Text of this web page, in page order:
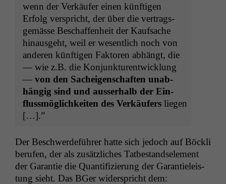
wenn der Verkäufer einen kün­fti­gen
Erfolg ver­spricht, der über die ver­trags­
gemässe Beschaf­fen­heit der Kauf­sache
hin­aus­ge­ht, weil er wesentlich noch von
anderen kün­fti­gen Fak­toren abhängt, die
— wie z.B. die Kon­junk­turen­twick­lung
— von den Sacheigen­schaften unab­
hängig sind und ausser­halb der Ein­
flussmöglichkeit­en des Verkäufers liegen
[…].”
Der Beschw­erde­führer hat­te sich jedoch auf Böck­li
berufen, der als zusät­zlich­es Tatbe­stand­se­le­ment
der Garantie die Quan­tifizierung der Garantieleis­
tung sieht. Das BGer wider­spricht dem: